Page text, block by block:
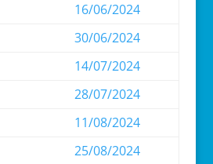
16/06/2024
30/06/2024
14/07/2024
28/07/2024
11/08/2024
25/08/2024